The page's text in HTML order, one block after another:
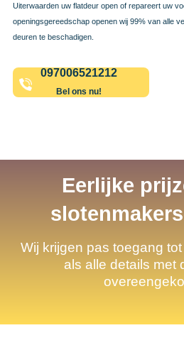
Uiterwaarden uw flatdeur open of repareert uw
openingsgereedschap openen wij 99% van alle
deuren te beschadigen.
097006521212
Bel ons nu!
Eerlijke
Wij krijgen pas toegang
als alle details met